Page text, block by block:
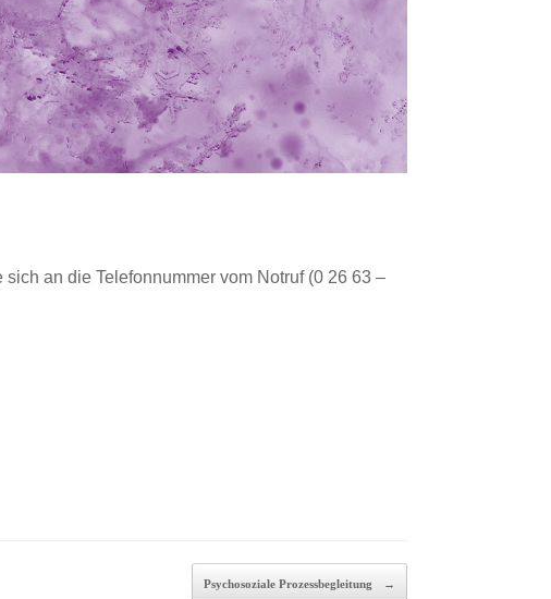
an die Telefonnummer vom Notruf (0 26 63 –
Psychosoziale Prozessbegleitung →